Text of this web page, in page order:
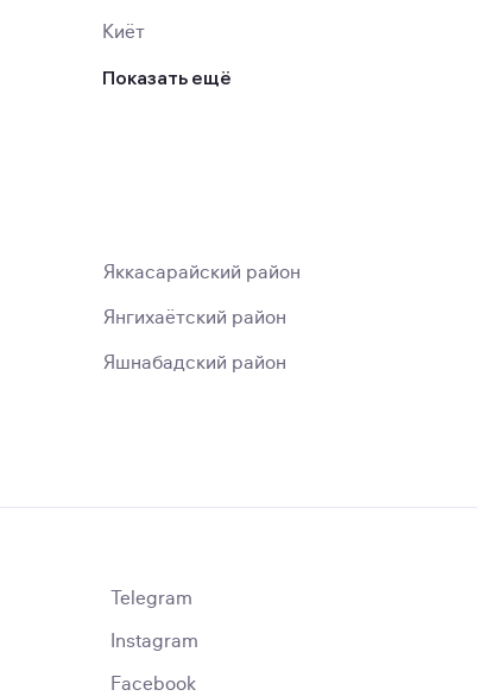
Киёт
Показать ещё
Яккасарайский район
Янгихаётский район
Яшнабадский район
Telegram
Instagram
Facebook